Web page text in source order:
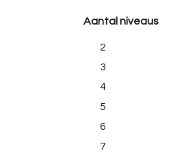
Aantal niveaus
2
3
4
5
6
7